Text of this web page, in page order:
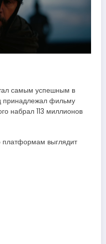
самым успешным в
принадлежал фильму
набрал 113 миллионов
платформам выглядит